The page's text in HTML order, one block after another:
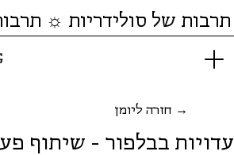
של סולידריות ☼
עדויות בבלפור - שיתוף
חזרה ליומן →